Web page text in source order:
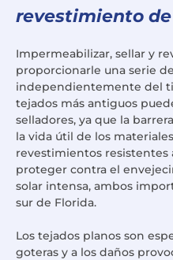
revestimiento
Impermeabilizar, sellar y
proporcionarle una serie
independientemente del
tejados más antiguos
selladores, ya que la
la vida útil de los
revestimientos resistentes
proteger contra el
solar intensa, ambos
sur de Florida.
Los tejados planos son
goteras y a los daños